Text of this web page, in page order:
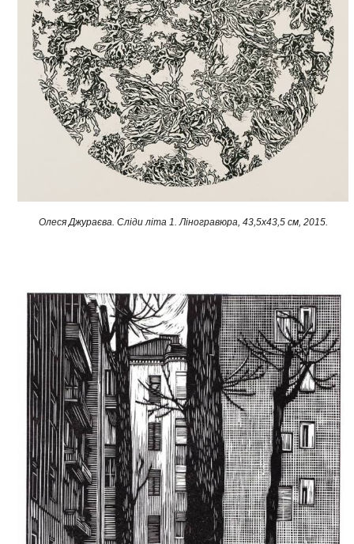
Олеся Джураєва. Сліди літа 1. Ліногравюра, 43,5x43,5 см, 2015.​